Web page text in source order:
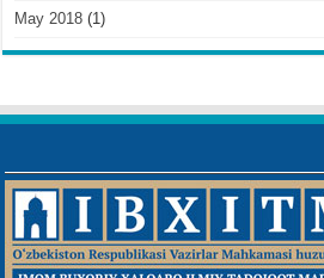
May 2018 (1)